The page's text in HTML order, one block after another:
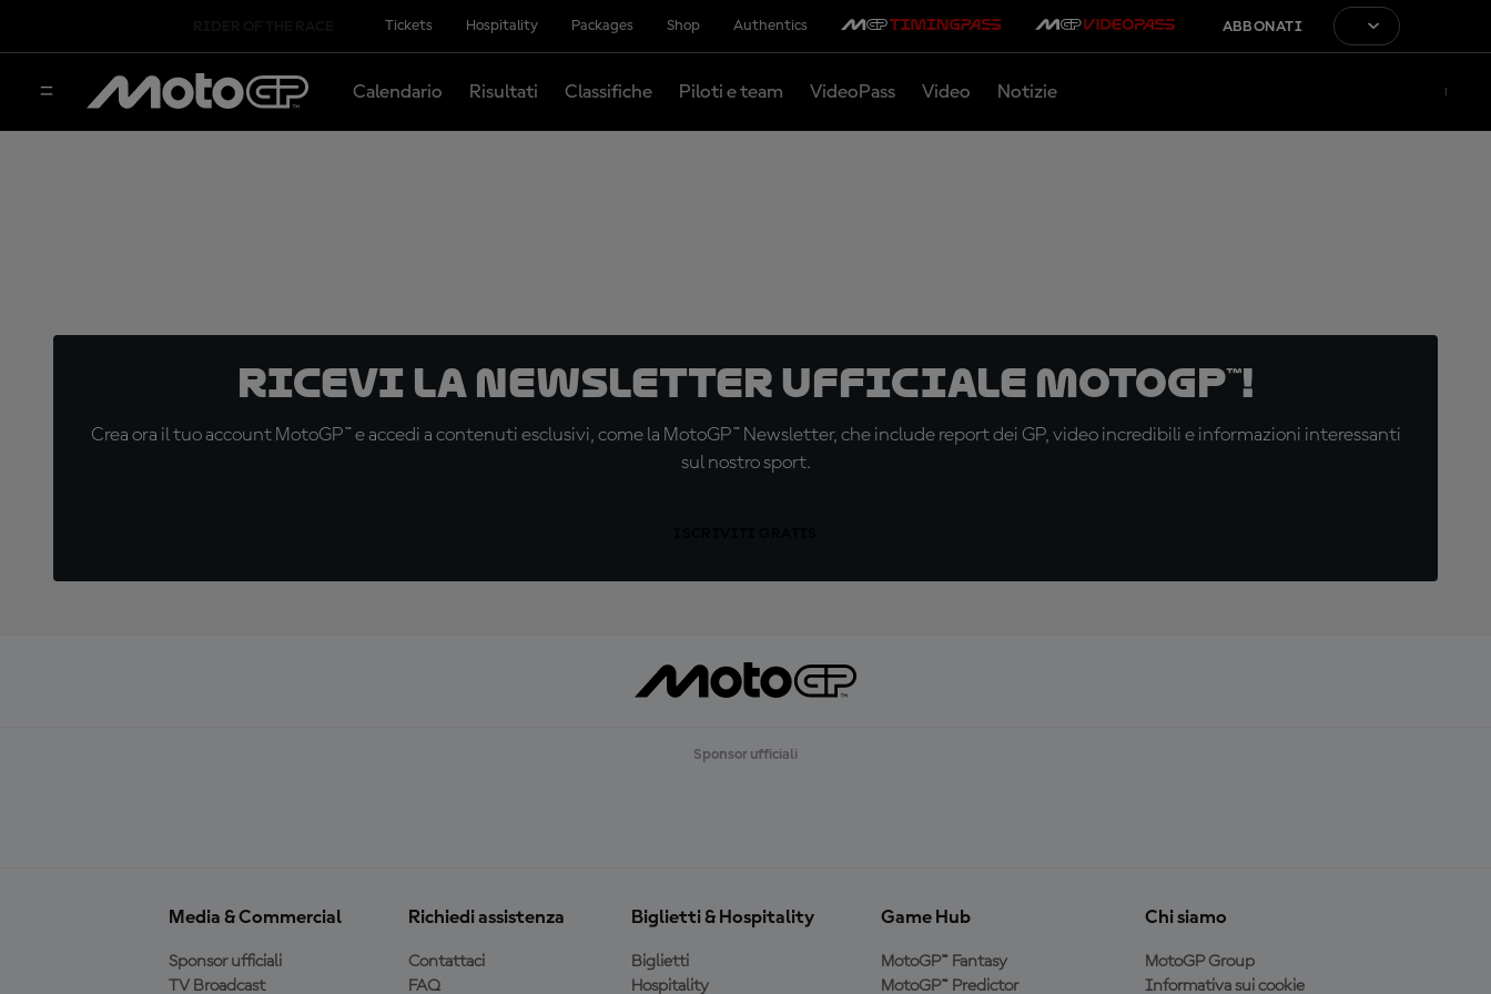
Tickets Hospitality Packages Shop Authentics ABBONATI
Calendario Risultati Classifiche Piloti e team VideoPass Video Notizie
Ricevi la newsletter ufficiale MotoGP™!
Crea ora il tuo account MotoGP™ e accedi a contenuti esclusivi, come la MotoGP™ Newsletter, che include report dei GP, video incredibili e informazioni interessanti
sul nostro sport.
Sponsor ufficiali
Media & Commercial
Sponsor ufficiali
TV Broadcast
Richiedi assistenza
Contattaci
FAQ
Biglietti & Hospitality
Biglietti
Hospitality
Game Hub
MotoGP™ Fantasy
MotoGP™ Predictor
Chi siamo
MotoGP Group
Informativa sui cookie